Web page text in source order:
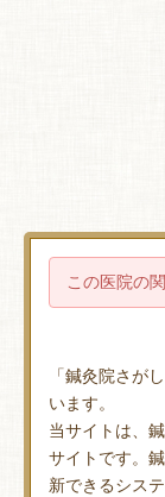
この医院の
「鍼灸院さが
います。
当サイトは、
サイトです。
新できるシス